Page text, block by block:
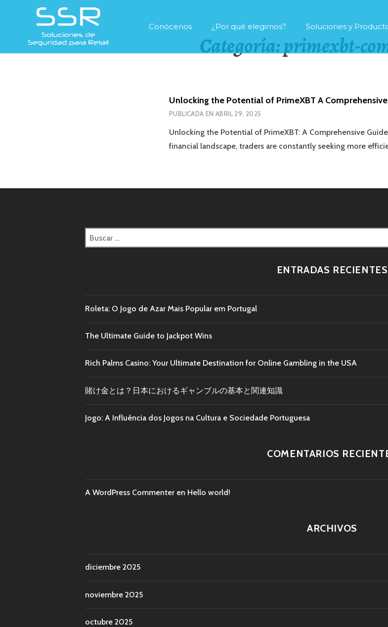
Conócenos ¿Por qué elegirnos? Soluciones y
Categoría:primexbt-
Unlocking the Potential of PrimeXBT A
PUBLICADA ENABRIL 29, 2025
Unlocking the Potential of PrimeXBT: A Comprehensive
financial landscape, traders are constantly seeking more
ENTRADAS RECIENTES
Roleta: O Jogo de Azar Mais Popular em Portugal
The Ultimate Guide to Jackpot Wins
Rich Palms Casino: Your Ultimate Destination for Online Gambling in the USA
賭け金とは？日本におけるギャンブルの基本と関連知識
Jogo: A Influência dos Jogos na Cultura e Sociedade Portuguesa
COMENTARIOS
A WordPress Commenter en Hello world!
ARCHIVOS
diciembre 2025
noviembre 2025
octubre 2025